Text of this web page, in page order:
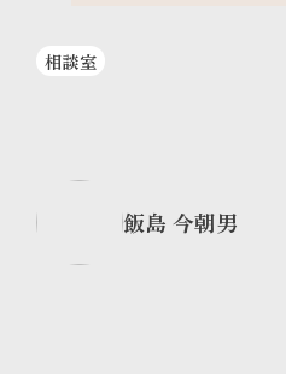
相談室
飯島 今朝男